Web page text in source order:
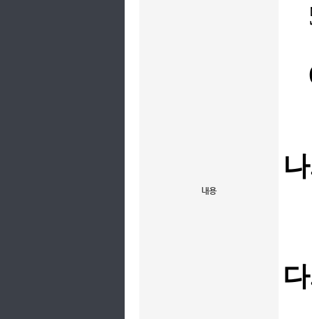
내용
나
다